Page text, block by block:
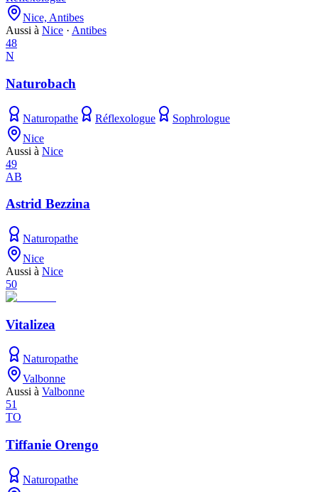
Nice, Antibes
Aussi à Nice · Antibes
48
N
Naturobach
Naturopathe Réflexologue
Sophrologue
Nice
Aussi à Nice
49
AB
Astrid Bezzina
Naturopathe
Nice
Aussi à Nice
50
Vitalizea
Naturopathe
Valbonne
Aussi à Valbonne
51
TO
Tiffanie Orengo
Naturopathe